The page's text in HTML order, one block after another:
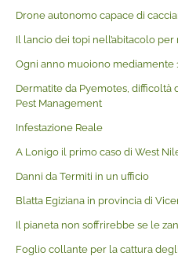
Drone autonomo capace di
Il lancio dei topi nell’abitacolo
Ogni anno muoiono mediamente
Dermatite da Pyemotes,
Pest Management
Infestazione Reale
A Lonigo il primo caso di West
Danni da Termiti in un ufficio
Blatta Egiziana in provincia di
Il pianeta non soffrirebbe se le
Foglio collante per la cattura